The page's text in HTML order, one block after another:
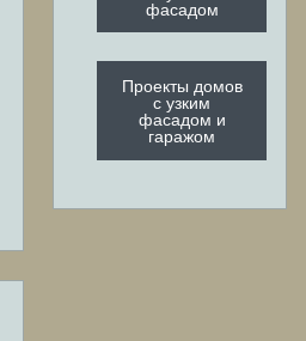
фасадом
Проекты домов
с узким
фасадом и
гаражом